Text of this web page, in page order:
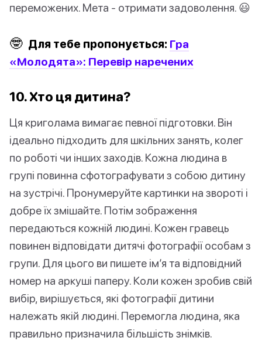
переможених. Мета - отримати задоволення. 😃
🤓 Для тебе пропонується: Гра
«Молодята»: Перевір наречених
10. Хто ця дитина?
Ця криголама вимагає певної підготовки. Він
ідеально підходить для шкільних занять, колег
по роботі чи інших заходів. Кожна людина в
групі повинна сфотографувати з собою дитину
на зустрічі. Пронумеруйте картинки на звороті і
добре їх змішайте. Потім зображення
передаються кожній людині. Кожен гравець
повинен відповідати дитячі фотографії особам з
групи. Для цього ви пишете ім’я та відповідний
номер на аркуші паперу. Коли кожен зробив свій
вибір, вирішується, які фотографії дитини
належать якій людині. Перемогла людина, яка
правильно призначила більшість знімків.